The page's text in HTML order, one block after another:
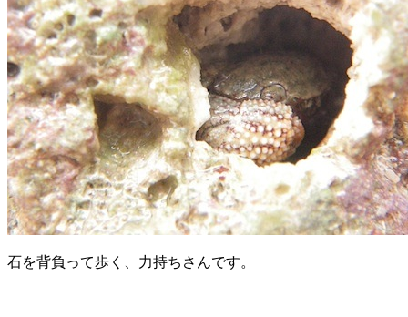
石を背負って歩く、力持ちさんです。